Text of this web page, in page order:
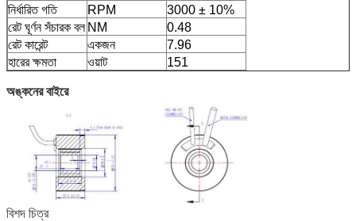
নির্ধারিত গতি
RPM
3000 ± 10%
রেট ঘূর্ণন সঁচারক বল NM
0.48
রেট কারেন্ট
একজন
7.96
হারের ক্ষমতা
ওয়াট 151
অঙ্কনের বাইরে
বিশদ চিত্র